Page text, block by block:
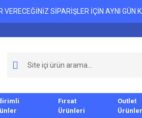
SİPARİŞLER İÇİN AYNI GÜN
Fırsat
Ürünleri
Outlet
Ürünler